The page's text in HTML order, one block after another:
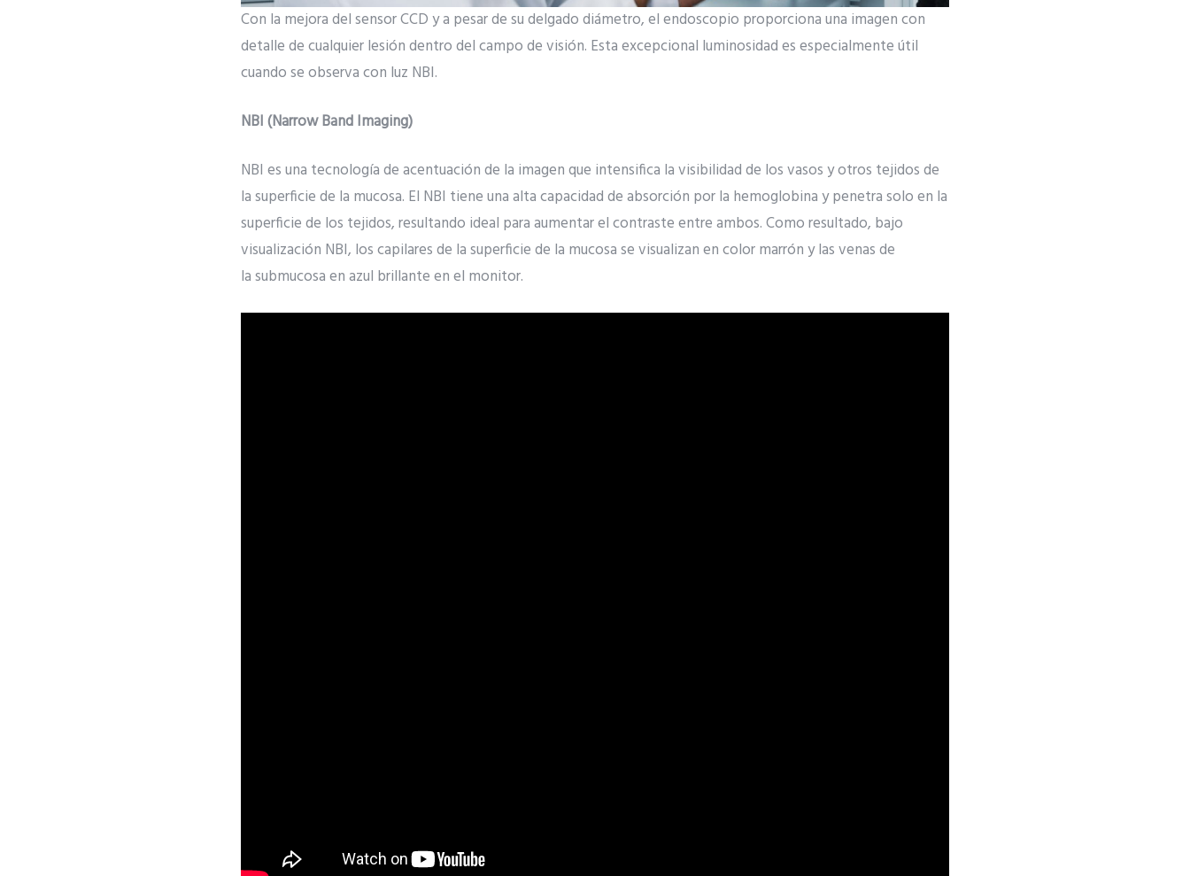
Con la mejora del sensor CCD y a pesar de su delgado diámetro, el endoscopio proporciona una imagen con
detalle de cualquier lesión dentro del campo de visión. Esta excepcional luminosidad es especialmente útil
cuando se observa con luz NBI.
NBI (Narrow Band Imaging)
NBI es una tecnología de acentuación de la imagen que intensifica la visibilidad de los vasos y otros tejidos de
la superficie de la mucosa. El NBI tiene una alta capacidad de absorción por la hemoglobina y penetra solo en la
superficie de los tejidos, resultando ideal para aumentar el contraste entre ambos. Como resultado, bajo
visualización NBI, los capilares de la superficie de la mucosa se visualizan en color marrón y las venas de
la submucosa en azul brillante en el monitor.